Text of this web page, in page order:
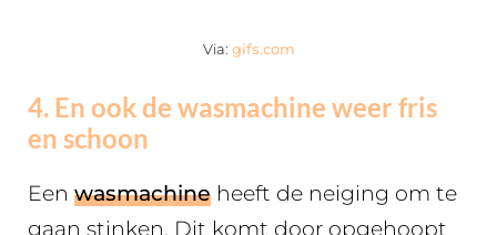
Via: gifs.com
4. En ook de wasmachine weer fris
en schoon
Een wasmachine heeft de neiging om te
gaan stinken. Dit komt door opgehoopt